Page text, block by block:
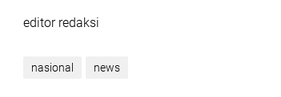
editor redaksi
nasional news